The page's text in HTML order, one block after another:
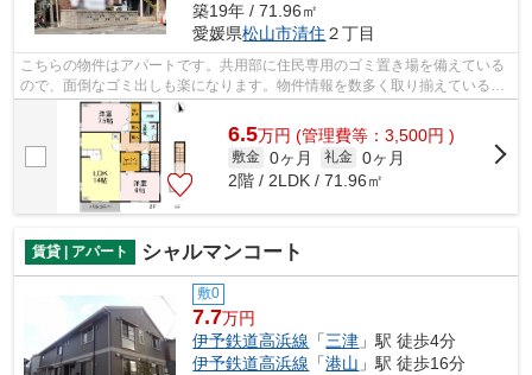
築19年 / 71.96㎡
愛媛県松山市清住 ２丁目
こちらの物件はアパートです。共用部に住民専用のゴミ置き場を備えている
ので、面倒なゴミ出しも楽になります。物件情報を数多く取り揃えている当
社は、お客様のライフスタイルに適し...
6.5万円 (管理費等：3,500円 )
敷金 0ヶ月 礼金 0ヶ月
2階 / 2LDK / 71.96㎡
賃貸 | アパート シャルマンコート
敷0
7.7万円
伊予鉄道高浜線 「三津 」駅 徒歩4分
伊予鉄道高浜線 「港山 」駅 徒歩16分